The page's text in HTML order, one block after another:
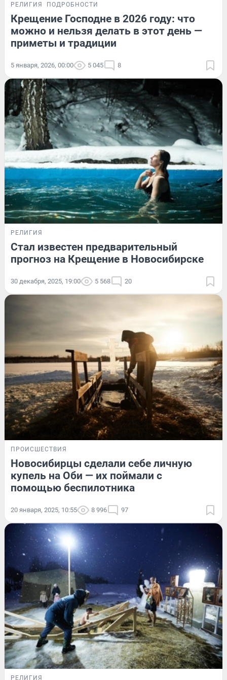
РЕЛИГИЯ ПОДРОБНОСТИ
Крещение Господне в 2026 году: что
можно и нельзя делать в этот день —
приметы и традиции
5 января, 2026, 00:00 5 045 8
РЕЛИГИЯ
Стал известен предварительный
прогноз на Крещение в Новосибирске
30 декабря, 2025, 19:00 5 568 20
ПРОИСШЕСТВИЯ
Новосибирцы сделали себе личную
купель на Оби — их поймали с
помощью беспилотника
20 января, 2025, 10:55 8 996 97
РЕЛИГИЯ